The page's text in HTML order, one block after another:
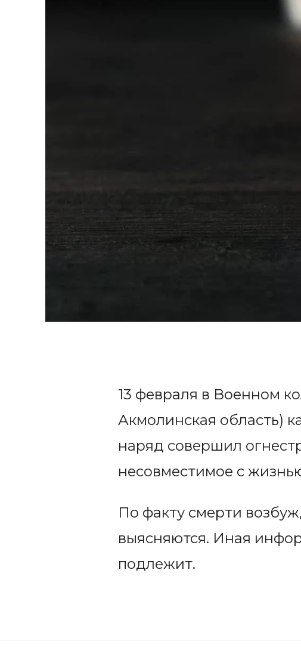
13 февраля в Военном
Акмолинская область)
наряд совершил
несовместимое с
По факту смерти
выясняются. Иная
подлежит.